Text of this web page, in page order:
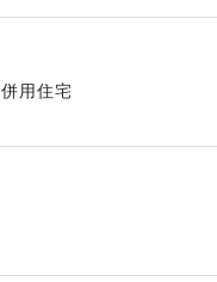
用住宅